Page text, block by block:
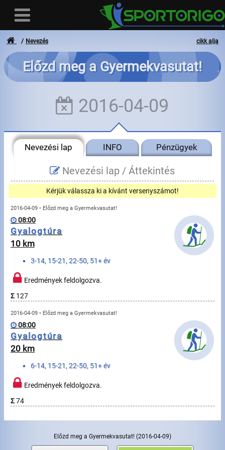
Felhasználó
Elfelejtett azonosító vagy jelszó
Számlák
Adatvédelem
Üzenetek
Saját sportolók
Sportágak
Kerékpározás
Multisportok
cikk alja
Nevezés
Előzd meg a Gyermekvasutat!
2016-04-09
Nevezési lap INFO Pénzügyek
Nevezési lap / Áttekintés
Kérjük válassza ki a kívánt versenyszámot!
2016-04-09 • Előzd meg a Gyermekvasutat!
08:00
Gyalogtúra
10 km
3-14, 15-21, 22-50, 51+ év
Eredmények feldolgozva.
Σ 127
2016-04-09 • Előzd meg a Gyermekvasutat!
08:00
Gyalogtúra
20 km
6-14, 15-21, 22-50, 51+ év
Eredmények feldolgozva.
Σ74
Előzd meg a Gyermekvasutat! (2016-04-09)